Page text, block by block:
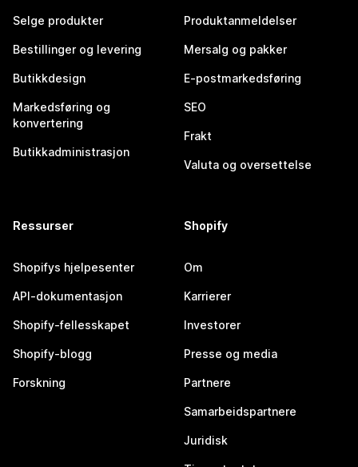
Selge produkter
Bestillinger og levering
Butikkdesign
Markedsføring og
konvertering
Butikkadministrasjon
Produktanmeldelser
Mersalg og pakker
E-postmarkedsføring
SEO
Frakt
Valuta og oversettelse
Ressurser
Shopifys hjelpesenter
API-dokumentasjon
Shopify-fellesskapet
Shopify-blogg
Forskning
Shopify
Om
Karrierer
Investorer
Presse og media
Partnere
Samarbeidspartnere
Juridisk